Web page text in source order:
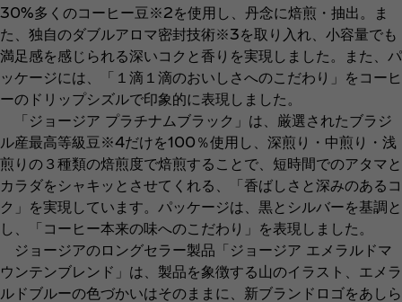
30%多くのコーヒー豆※2を使用し、丹念に焙煎・抽出。ま
た、独自のダブルアロマ密封技術※3を取り入れ、小容量でも
満足感を感じられる深いコクと香りを実現しました。また、パ
ッケージには、「１滴１滴のおいしさへのこだわり」をコーヒ
ーのドリップシズルで印象的に表現しました。
「ジョージア プラチナムブラック」は、厳選されたブラジ
ル産最高等級豆※4だけを100％使用し、深煎り・中煎り・浅
煎りの３種類の焙煎度で焙煎することで、短時間でのアタマと
カラダをシャキッとさせてくれる、「香ばしさと深みのあるコ
ク」を実現しています。パッケージは、黒とシルバーを基調と
し、「コーヒー本来の味へのこだわり」を表現しました。
ジョージアのロングセラー製品「ジョージア エメラルドマ
ウンテンブレンド」は、製品を象徴する山のイラスト、エメラ
ルドブルーの色づかいはそのままに、新ブランドロゴをあしら